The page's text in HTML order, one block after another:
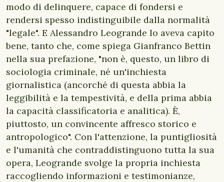
modo di delinquere, capace di fondersi e
rendersi spesso indistinguibile dalla normalità
"legale". E Alessandro Leogrande lo aveva capito
bene, tanto che, come spiega Gianfranco Bettin
nella sua prefazione, "non è, questo, un libro di
sociologia criminale, né un'inchiesta
giornalistica (ancorché di questa abbia la
leggibilità e la tempestività, e della prima abbia
la capacità classificatoria e analitica). È,
piuttosto, un convincente affresco storico e
antropologico". Con l'attenzione, la puntigliosità
e l'umanità che contraddistinguono tutta la sua
opera, Leogrande svolge la propria inchiesta
raccogliendo informazioni e testimonianze,